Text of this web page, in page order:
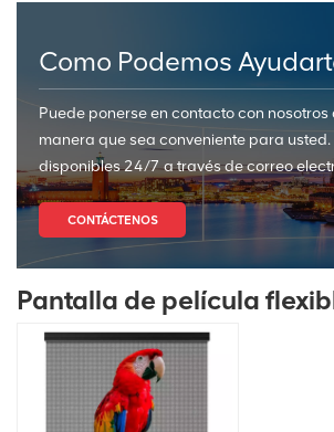
Como Podemos
Puede ponerse en contacto con
manera que sea conveniente para usted.
disponibles 24/7 a través de correo
CONTÁCTENOS
Pantalla de película